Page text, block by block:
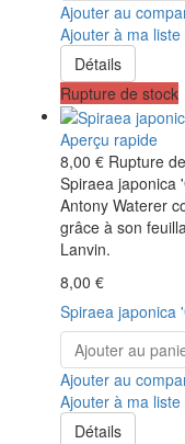
Ajouter au
Ajouter à ma
Détails
Rupture de stock
Aperçu rapide
8,00 € Rupture
Spiraea japonica
Antony Waterer
grâce à son
Lanvin.
8,00 €
Spiraea japonica
Ajouter au
Ajouter au
Ajouter à ma
Détails